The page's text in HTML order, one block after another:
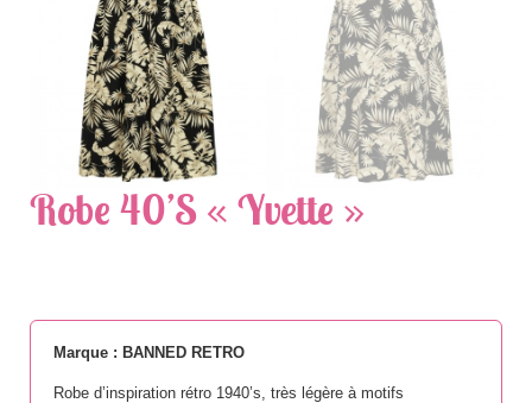
Robe 40’s « Yvette »
Marque : BANNED RETRO
Robe d’inspiration rétro 1940’s, très légère à motifs